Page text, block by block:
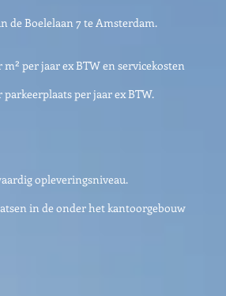
de Boelelaan 7 te Amsterdam.
per jaar ex BTW en servicekosten
parkeerplaats per jaar ex BTW.
opleveringsniveau.
in de onder het kantoorgebouw